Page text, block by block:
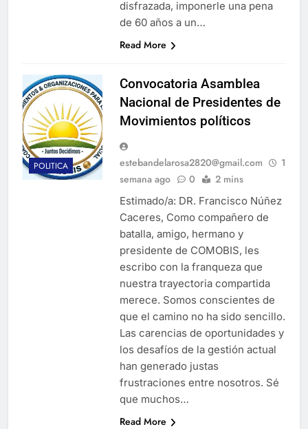
disfrazada, imponerle una pena
de 60 años a un…
Read More
POLITICA
Convocatoria Asamblea
Nacional de Presidentes de
Movimientos políticos
estebandelarosa2820@gmail.com
1
semana ago
0 2 mins
Estimado/a: DR. Francisco Núñez
Caceres, Como compañero de
batalla, amigo, hermano y
presidente de COMOBIS, les
escribo con la franqueza que
nuestra trayectoria compartida
merece. Somos conscientes de
que el camino no ha sido sencillo.
Las carencias de oportunidades y
los desafíos de la gestión actual
han generado justas
frustraciones entre nosotros. Sé
que muchos…
Read More